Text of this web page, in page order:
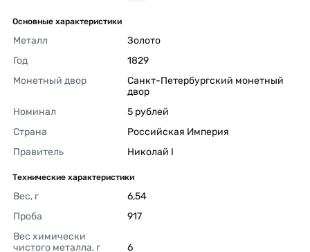
Основные характеристики
Металл
Золото
Год
1829
Монетный двор
Санкт-Петербургский монетный
двор
Номинал
5 рублей
Страна
Российская Империя
Правитель
Николай I
Технические характеристики
Вес, г
6,54
Проба
917
Вес химически
чистого металла, г
6